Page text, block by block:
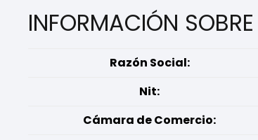
INFORMACIÓN
Razón Social:
Nit:
Cámara de Comercio: